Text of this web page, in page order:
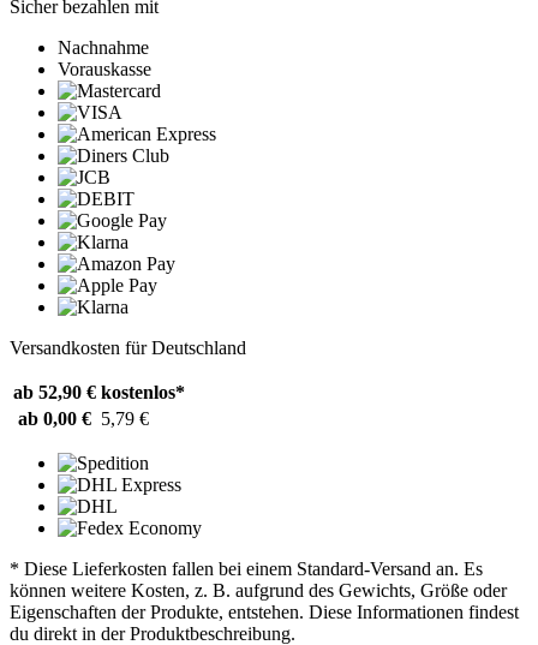
Sicher bezahlen mit
Nachnahme
Vorauskasse
Versandkosten für Deutschland
ab 52,90 € kostenlos*
ab 0,00 € 5,79 €
* Diese Lieferkosten fallen bei einem Standard-Versand an. Es
können weitere Kosten, z. B. aufgrund des Gewichts, Größe oder
Eigenschaften der Produkte, entstehen. Diese Informationen findest
du direkt in der Produktbeschreibung.